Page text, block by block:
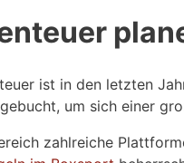
ist in den letzten
um sich einer
zahlreiche